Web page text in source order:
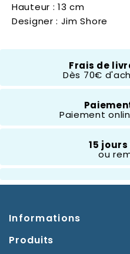
Hauteur : 13 cm
Designer : Jim Shore
Thème
Frais de
Dès 70€
Paiement
15
ou
Informations
Produits